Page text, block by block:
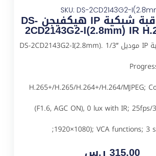
SKU: DS-2CD2143G2-
كاميرا مراقبة شبكية IP هيكفيجن DS-
2CD2143G2-I(2.8mm) IR
كاميرا مراقبة شبكية IP موديل DS-2CD2143G2-I(2.8mm). 1/3″
H.265+/H.265/H.264+/H.264/MJPEG;
(F1.6, AGC ON), 0 lux with IR; 25fps/
1920×1080); VCA functions; 3